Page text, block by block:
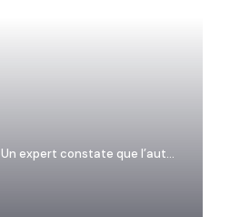
Un expert constate que l’autoréglementation des exigences britanniques en matière de divulgation des coffres à butin ne fonctionne pas (surprise !)